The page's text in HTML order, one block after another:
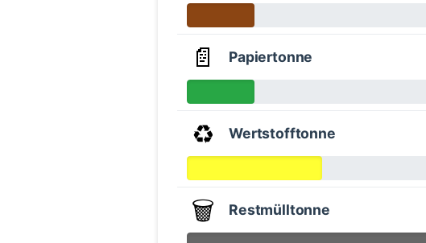
📄 Papiertonne
♻️ Wertstofftonne
🗑️ Restmülltonne